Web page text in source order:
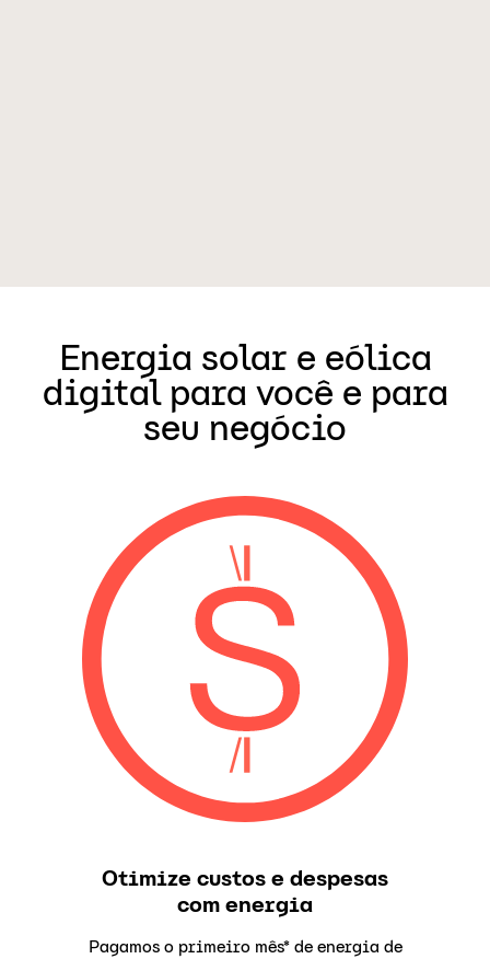
Energia solar e eólica
digital para você e para
seu negócio
Otimize custos e despesas
com energia
Pagamos o primeiro mês* de energia de